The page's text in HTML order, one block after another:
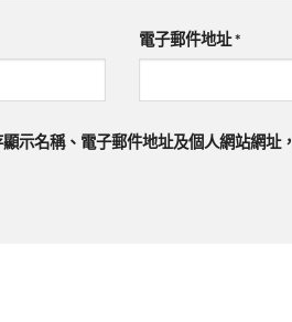
電子郵件地址*
示名稱、電子郵件地址及個人網站網址